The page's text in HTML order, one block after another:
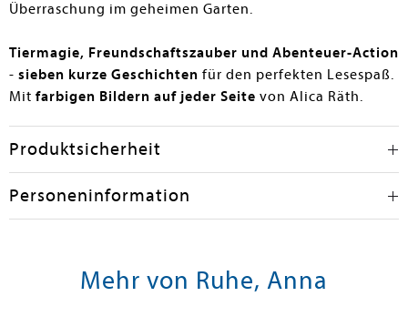
Überraschung im geheimen Garten.
Tiermagie, Freundschaftszauber und Abenteuer-Action
- sieben kurze Geschichten für den perfekten Lesespaß.
Mit farbigen Bildern auf jeder Seite von Alica Räth.
Produktsicherheit
Personeninformation
Mehr von Ruhe, Anna